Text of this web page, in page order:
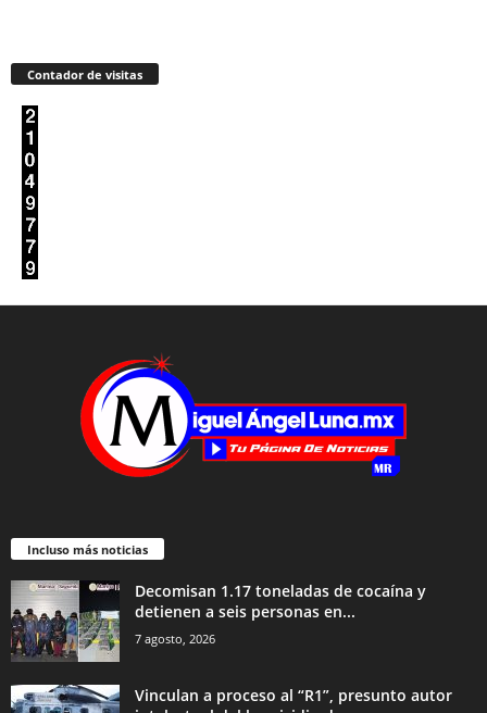
Contador de visitas
Incluso más noticias
Decomisan 1.17 toneladas de cocaína y
detienen a seis personas en...
7 agosto, 2026
Vinculan a proceso al “R1”, presunto autor